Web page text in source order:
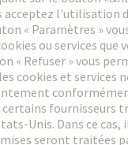
verrouillage
approprié
et dépend